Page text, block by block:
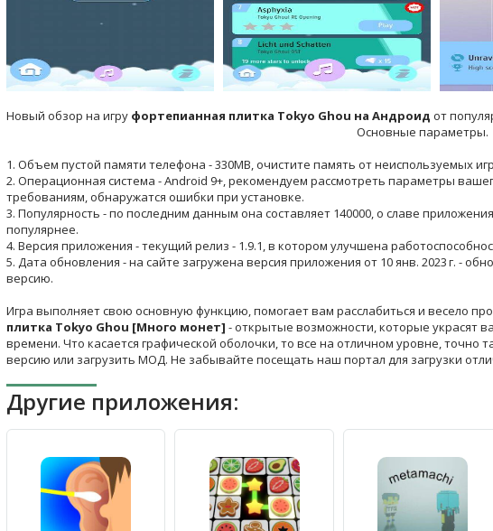
Новый обзор на игру фортепианная плитка Tokyo Ghou на Андроид от
Основные параметры.
1. Объем пустой памяти телефона - 330MB, очистите память от неиспользуемых
2. Операционная система - Android 9+, рекомендуем рассмотреть параметры
требованиям, обнаружатся ошибки при установке.
3. Популярность - по последним данным она составляет 140000, о славе
популярнее.
4. Версия приложения - текущий релиз - 1.9.1, в котором улучшена
5. Дата обновления - на сайте загружена версия приложения от 10 янв. 2023 г. -
версию.
Игра выполняет свою основную функцию, помогает вам расслабиться и весело
плитка Tokyo Ghou [Много монет] - открытые возможности, которые украсят
времени. Что касается графической оболочки, то все на отличном уровне, точно
версию или загрузить МОД. Не забывайте посещать наш портал для загрузки
Другие приложения: